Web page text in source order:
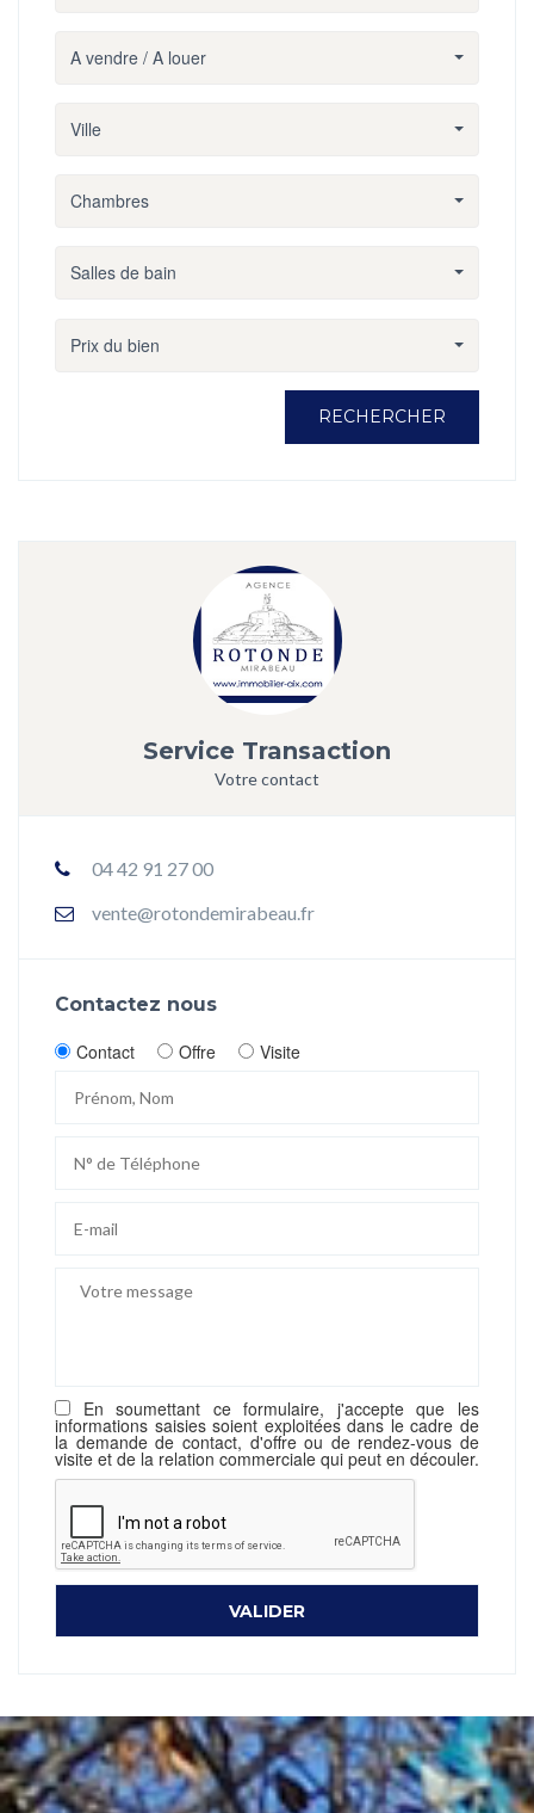
A vendre / A louer
Ville
Chambres
Salles de bain
Prix du bien
RECHERCHER
Service Transaction
Votre contact
04 42 91 27 00
vente@rotondemirabeau.fr
Contactez nous
Contact Offre Visite
En soumettant ce formulaire, j'accepte que les
informations saisies soient exploitées dans le cadre de
la demande de contact, d'offre ou de rendez-vous de
visite et de la relation commerciale qui peut en découler.